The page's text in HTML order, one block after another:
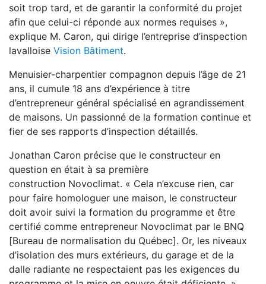
soit trop tard, et de garantir la conformité du projet
afin que celui-ci réponde aux normes requises »,
explique M. Caron, qui dirige l’entreprise d’inspection
lavalloise Vision Bâtiment.
Menuisier-charpentier compagnon depuis l’âge de 21
ans, il cumule 18 ans d’expérience à titre
d’entrepreneur général spécialisé en agrandissement
de maisons. Un passionné de la formation continue et
fier de ses rapports d’inspection détaillés.
Jonathan Caron précise que le constructeur en
question en était à sa première
construction Novoclimat. « Cela n’excuse rien, car
pour faire homologuer une maison, le constructeur
doit avoir suivi la formation du programme et être
certifié comme entrepreneur Novoclimat par le BNQ
[Bureau de normalisation du Québec]. Or, les niveaux
d’isolation des murs extérieurs, du garage et de la
dalle radiante ne respectaient pas les exigences du